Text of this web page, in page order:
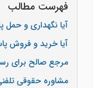
فهرست مطالب
آیا نگهداری و
آیا خرید و فروش
مرجع صالح برای
مشاوره حقوقی